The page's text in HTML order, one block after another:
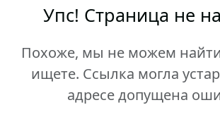
Упс! Страница не
Похоже, мы не можем
ищете. Ссылка могла
адресе допущена